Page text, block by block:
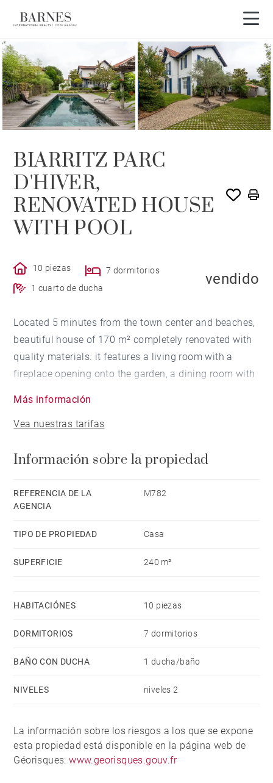
VENDIDO POR BARNES
BIARRITZ PARC
D'HIVER,
RENOVATED HOUSE
WITH POOL
10 piezas
7 dormitorios
1 cuarto de ducha
vendido
Located 5 minutes from the town center and beaches,
beautiful house of 170 m² completely renovated with
quality materials. it features a living room with a
fireplace opening onto the garden, a dining room with
of 40 m². A guest house of 70 m² with 3 bedrooms
779 m² is beautifully planted and peaceful. Heated
Más información
Vea nuestras tarifas
Información sobre la propiedad
REFERENCIA DE LA
AGENCIA
M782
TIPO DE PROPIEDAD Casa
SUPERFICIE 240 m²
HABITACIÓNES 10 piezas
DORMITORIOS 7 dormitorios
BAÑO CON DUCHA 1 ducha/baño
NIVELES niveles 2
La información sobre los riesgos a los que se expone
esta propiedad está disponible en la página web de
Géorisques:www.georisques.gouv.fr